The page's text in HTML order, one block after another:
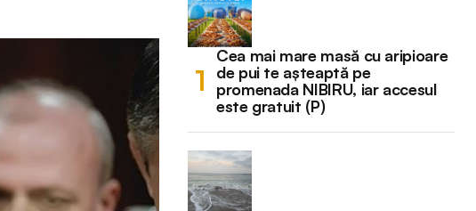
Cea mai mare masă cu aripioare
de pui te așteaptă pe
promenada NIBIRU, iar accesul
este gratuit (P)